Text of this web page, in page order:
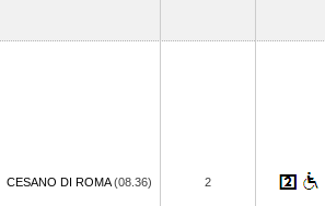
CESANO DI ROMA(08.36) 2